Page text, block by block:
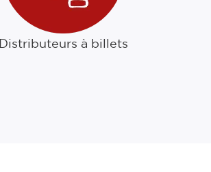
Distributeurs à billets